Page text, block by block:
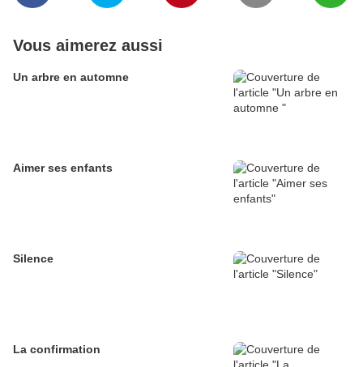
Vous aimerez aussi
Un arbre en automne
Aimer ses enfants
Silence
La confirmation